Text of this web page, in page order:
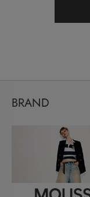
BRAND